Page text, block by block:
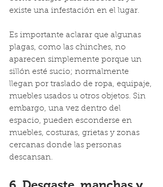
existe una infestación en el lugar.
Es importante aclarar que algunas
plagas, como las chinches, no
aparecen simplemente porque un
sillón esté sucio; normalmente
llegan por traslado de ropa, equipaje,
muebles usados u otros objetos. Sin
embargo, una vez dentro del
espacio, pueden esconderse en
muebles, costuras, grietas y zonas
cercanas donde las personas
descansan.